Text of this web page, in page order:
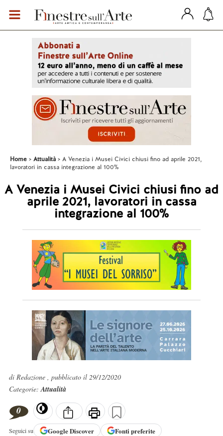
Home Attualità
A Venezia i Musei Civici chiusi fino ad aprile 2021,
lavoratori in cassa integrazione al 100%
A Venezia i Musei Civici chiusi fino ad
aprile 2021, lavoratori in cassa
integrazione al 100%
di Redazione , pubblicato il 29/12/2020
Categorie:Attualità
0
Seguici su GoogleDiscover Fonti preferite